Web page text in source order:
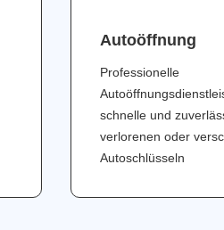
Аutoöffnung
Professionelle
schnelle und
verlorenen oder
Autoschlüsseln